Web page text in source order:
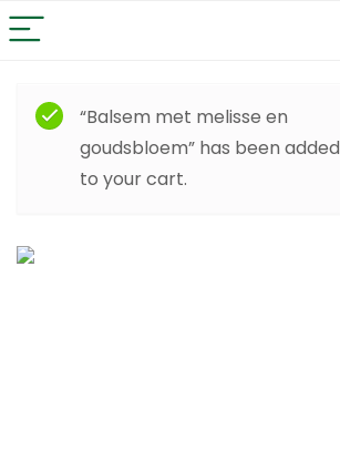
“Balsem met melisse en
goudsbloem” has been added
to your cart.